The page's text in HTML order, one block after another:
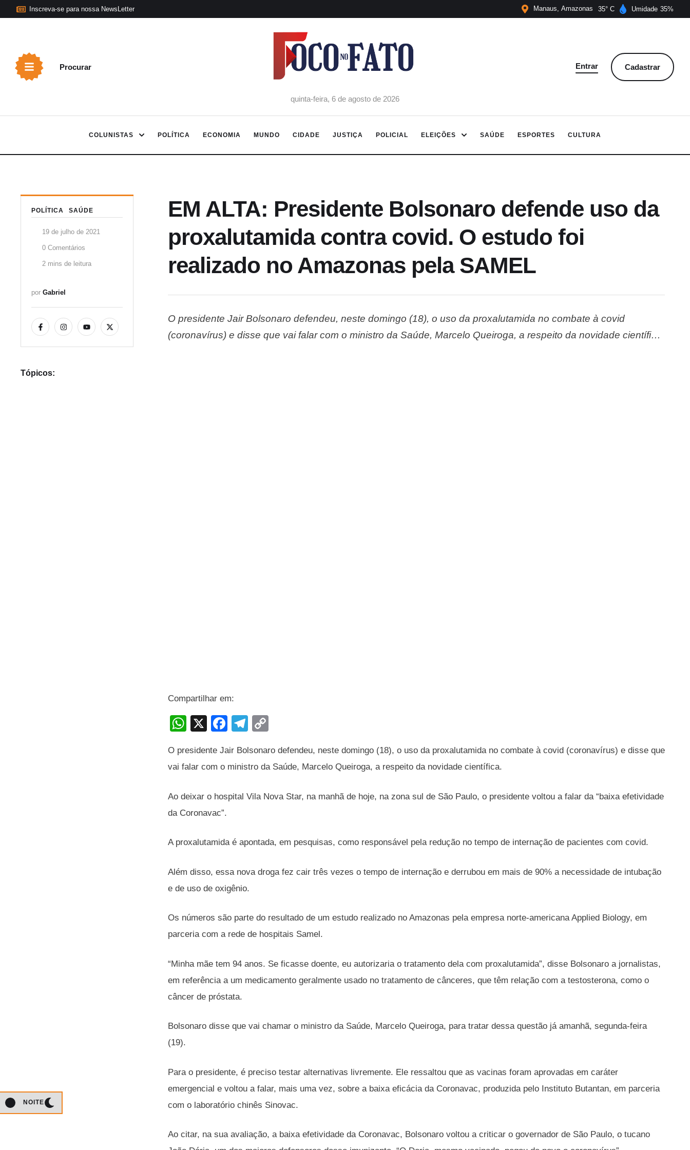
Inscreva-se para nossa NewsLetter Manaus Amazonas 35 Umidade 35
Procurar
quinta-feira, 6 de agosto de 2026
Entrar Cadastrar
NOITE
COLUNISTAS POLÍTICA ECONOMIA MUNDO CIDADE JUSTIÇA POLICIAL ELEIÇÕES SAÚDE ESPORTES CULTURA
POLÍTICA SAÚDE
19 de julho de 2021
0 Comentários
2 mins de leitura
por Gabriel
Tópicos:
EM ALTA: Presidente Bolsonaro defende uso da
proxalutamida contra covid. O estudo foi
realizado no Amazonas pela SAMEL
O presidente Jair Bolsonaro defendeu, neste domingo (18), o uso da proxalutamida no combate à covid
(coronavírus) e disse que vai falar com o ministro da Saúde, Marcelo Queiroga, a respeito da novidade científica.
Compartilhar em:
W
at
s
A
p
p
X
F
c
e
b
o
k
T
e
gr
a
m
p
y
Li
n
O presidente Jair Bolsonaro defendeu, neste domingo (18), o uso da proxalutamida no combate à covid (coronavírus) e disse que
vai falar com o ministro da Saúde, Marcelo Queiroga, a respeito da novidade científica.
Ao deixar o hospital Vila Nova Star, na manhã de hoje, na zona sul de São Paulo, o presidente voltou a falar da “baixa efetividade
da Coronavac”.
A proxalutamida é apontada, em pesquisas, como responsável pela redução no tempo de internação de pacientes com covid.
Além disso, essa nova droga fez cair três vezes o tempo de internação e derrubou em mais de 90% a necessidade de intubação
e de uso de oxigênio.
Os números são parte do resultado de um estudo realizado no Amazonas pela empresa norte-americana Applied Biology, em
parceria com a rede de hospitais Samel.
“Minha mãe tem 94 anos. Se ficasse doente, eu autorizaria o tratamento dela com proxalutamida”, disse Bolsonaro a jornalistas,
em referência a um medicamento geralmente usado no tratamento de cânceres, que têm relação com a testosterona, como o
câncer de próstata.
Bolsonaro disse que vai chamar o ministro da Saúde, Marcelo Queiroga, para tratar dessa questão já amanhã, segunda-feira
(19).
Para o presidente, é preciso testar alternativas livremente. Ele ressaltou que as vacinas foram aprovadas em caráter
emergencial e voltou a falar, mais uma vez, sobre a baixa eficácia da Coronavac, produzida pelo Instituto Butantan, em parceria
com o laboratório chinês Sinovac.
Ao citar, na sua avaliação, a baixa efetividade da Coronavac, Bolsonaro voltou a criticar o governador de São Paulo, o tucano